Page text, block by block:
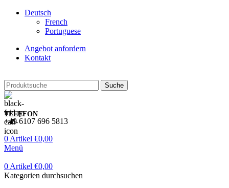
Deutsch
French
Portuguese
Angebot anfordern
Kontakt
Suche
TELEFON
+49 6107 696 5813
0 Artikel €0,00
Menü
0 Artikel €0,00
Kategorien durchsuchen